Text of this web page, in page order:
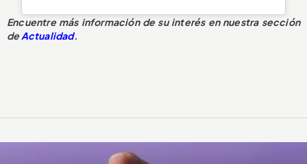
Encuentre más información de su interés en nuestra sección
deActualidad.